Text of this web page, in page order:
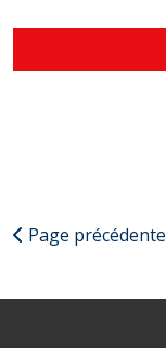
Page précédente